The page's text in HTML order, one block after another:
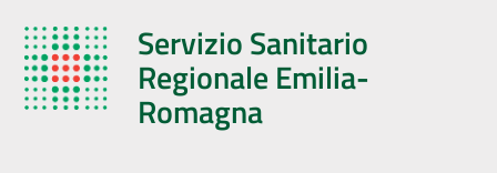
Servizio Sanitario
Regionale Emilia-
Romagna